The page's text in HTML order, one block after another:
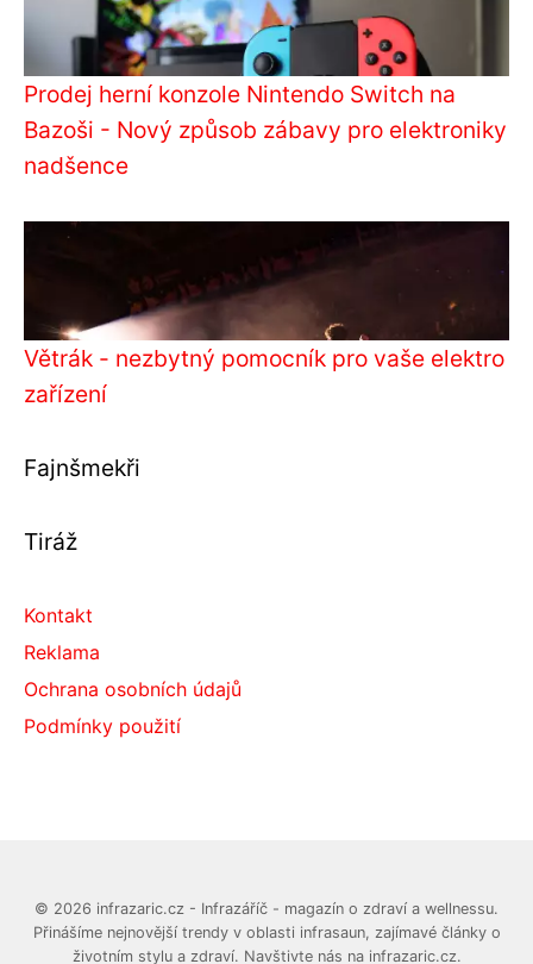
Prodej herní konzole Nintendo Switch na
Bazoši - Nový způsob zábavy pro elektroniky
nadšence
Větrák - nezbytný pomocník pro vaše elektro
zařízení
Fajnšmekři
Tiráž
Kontakt
Reklama
Ochrana osobních údajů
Podmínky použití
© 2026 infrazaric.cz - Infrazáříč - magazín o zdraví a wellnessu.
Přinášíme nejnovější trendy v oblasti infrasaun, zajímavé články o
životním stylu a zdraví. Navštivte nás na infrazaric.cz.